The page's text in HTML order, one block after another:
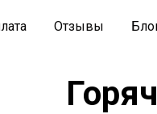
Отзывы